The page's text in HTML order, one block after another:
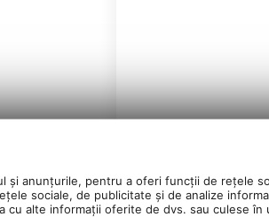
și anunțurile, pentru a oferi funcții de rețele
sociale, de publicitate și de analize
alte informații oferite de dvs. sau culese în